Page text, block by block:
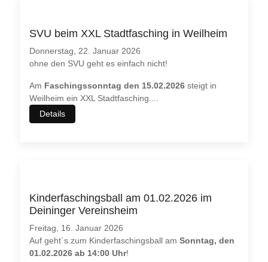
SVU beim XXL Stadtfasching in Weilheim
Donnerstag, 22. Januar 2026
ohne den SVU geht es einfach nicht!
Am Faschingssonntag den 15.02.2026 steigt in
Weilheim ein XXL Stadtfasching.
Details
Kinderfaschingsball am 01.02.2026 im
Deininger Vereinsheim
Freitag, 16. Januar 2026
Auf geht´s zum Kinderfaschingsball amSonntag, den
01.02.2026 ab 14:00 Uhr!
Webseite zur Verfügung stehen.
Akzeptieren Ablehnen